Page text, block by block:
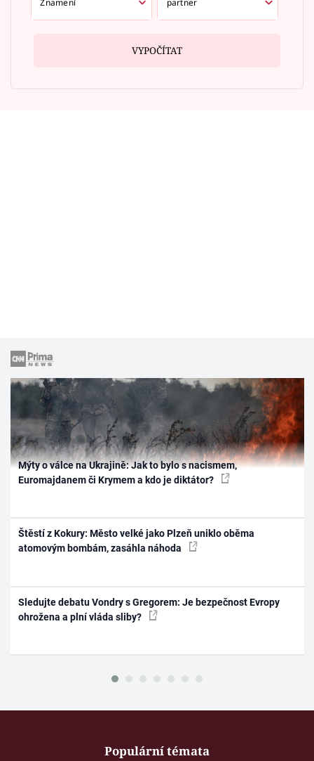
VYPOČÍTAT
Mýty o válce na Ukrajině: Jak to bylo s nacismem,
Euromajdanem či Krymem a kdo je diktátor?
Štěstí z Kokury: Město velké jako Plzeň uniklo oběma
atomovým bombám, zasáhla náhoda
Sledujte debatu Vondry s Gregorem: Je bezpečnost Evropy
ohrožena a plní vláda sliby?
Populární témata